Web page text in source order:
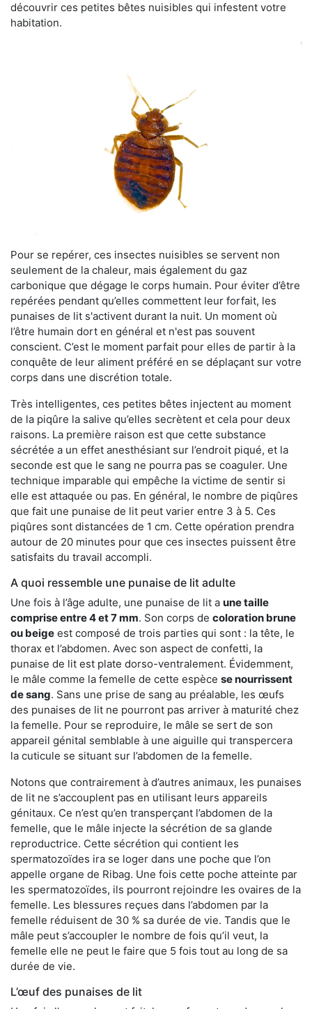
découvrir ces petites bêtes nuisibles qui infestent votre
habitation.
Pour se repérer, ces insectes nuisibles se servent non
seulement de la chaleur, mais également du gaz
carbonique que dégage le corps humain. Pour éviter d’être
repérées pendant qu’elles commettent leur forfait, les
punaises de lit s'activent durant la nuit. Un moment où
l’être humain dort en général et n'est pas souvent
conscient. C’est le moment parfait pour elles de partir à la
conquête de leur aliment préféré en se déplaçant sur votre
corps dans une discrétion totale.
Très intelligentes, ces petites bêtes injectent au moment
de la piqûre la salive qu’elles secrètent et cela pour deux
raisons. La première raison est que cette substance
sécrétée a un effet anesthésiant sur l’endroit piqué, et la
seconde est que le sang ne pourra pas se coaguler. Une
technique imparable qui empêche la victime de sentir si
elle est attaquée ou pas. En général, le nombre de piqûres
que fait une punaise de lit peut varier entre 3 à 5. Ces
piqûres sont distancées de 1 cm. Cette opération prendra
autour de 20 minutes pour que ces insectes puissent être
satisfaits du travail accompli.
A quoi ressemble une punaise de lit adulte
Une fois à l’âge adulte, une punaise de lit a une taille
comprise entre 4 et 7 mm. Son corps de coloration brune
ou beige est composé de trois parties qui sont : la tête, le
thorax et l’abdomen. Avec son aspect de confetti, la
punaise de lit est plate dorso-ventralement. Évidemment,
le mâle comme la femelle de cette espèce se nourrissent
de sang. Sans une prise de sang au préalable, les œufs
des punaises de lit ne pourront pas arriver à maturité chez
la femelle. Pour se reproduire, le mâle se sert de son
appareil génital semblable à une aiguille qui transpercera
la cuticule se situant sur l’abdomen de la femelle.
Notons que contrairement à d’autres animaux, les punaises
de lit ne s’accouplent pas en utilisant leurs appareils
génitaux. Ce n’est qu’en transperçant l’abdomen de la
femelle, que le mâle injecte la sécrétion de sa glande
reproductrice. Cette sécrétion qui contient les
spermatozoïdes ira se loger dans une poche que l’on
appelle organe de Ribag. Une fois cette poche atteinte par
les spermatozoïdes, ils pourront rejoindre les ovaires de la
femelle. Les blessures reçues dans l’abdomen par la
femelle réduisent de 30 % sa durée de vie. Tandis que le
mâle peut s’accoupler le nombre de fois qu’il veut, la
femelle elle ne peut le faire que 5 fois tout au long de sa
durée de vie.
L’œuf des punaises de lit